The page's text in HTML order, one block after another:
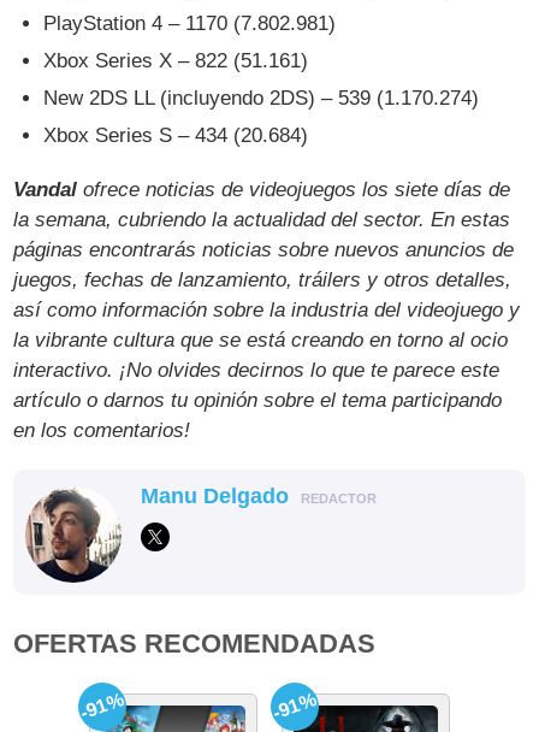
PlayStation 4 – 1170 (7.802.981)
Xbox Series X – 822 (51.161)
New 2DS LL (incluyendo 2DS) – 539 (1.170.274)
Xbox Series S – 434 (20.684)
Vandal ofrece noticias de videojuegos los siete días de
la semana, cubriendo la actualidad del sector. En estas
páginas encontrarás noticias sobre nuevos anuncios de
juegos, fechas de lanzamiento, tráilers y otros detalles,
así como información sobre la industria del videojuego y
la vibrante cultura que se está creando en torno al ocio
interactivo. ¡No olvides decirnos lo que te parece este
artículo o darnos tu opinión sobre el tema participando
en los comentarios!
Manu Delgado REDACTOR
OFERTAS RECOMENDADAS
-91% -91%